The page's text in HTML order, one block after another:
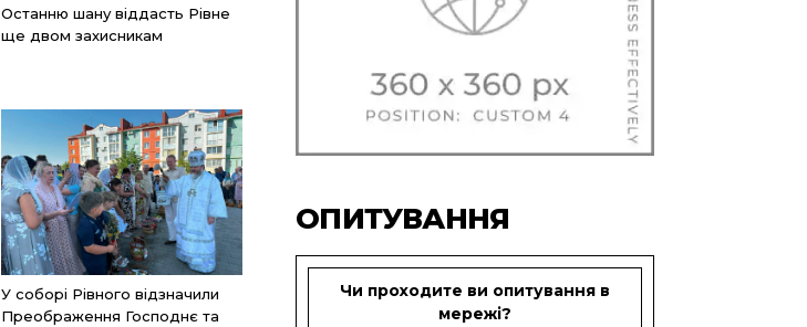
Останню шану віддасть Рівне
ще двом захисникам
У соборі Рівного відзначили
Преображення Господнє та
ОПИТУВАННЯ
Чи проходите ви опитування в
мережі?